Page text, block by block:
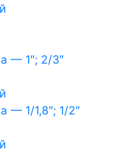
— 1″; 2/3″
— 1/1,8″; 1/2″